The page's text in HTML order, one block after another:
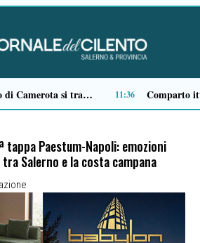
Salerno: propaganda neonazista sul web, misura cautelare per un 25enne 09:49
tappa Paestum-Napoli: emozioni
tra Salerno e la costa campana